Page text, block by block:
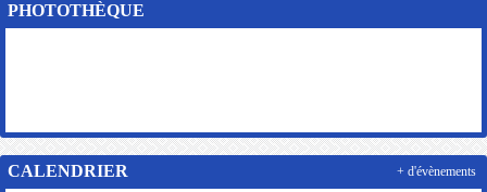
PHOTOTHÈQUE
CALENDRIER + d'évènements